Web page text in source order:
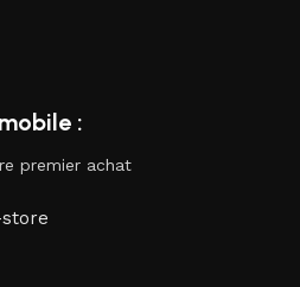
:
premier achat